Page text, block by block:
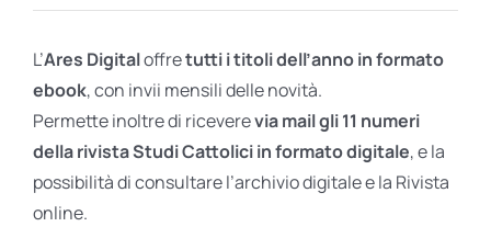
L’Ares Digitaloffretutti i titoli dell’anno in formato
ebook, con invii mensili delle novità.
Permette inoltre di riceverevia mail gli 11 numeri
della rivista Studi Cattolici in formato digitale, e la
possibilità di consultare l’archivio digitale e la Rivista
online.